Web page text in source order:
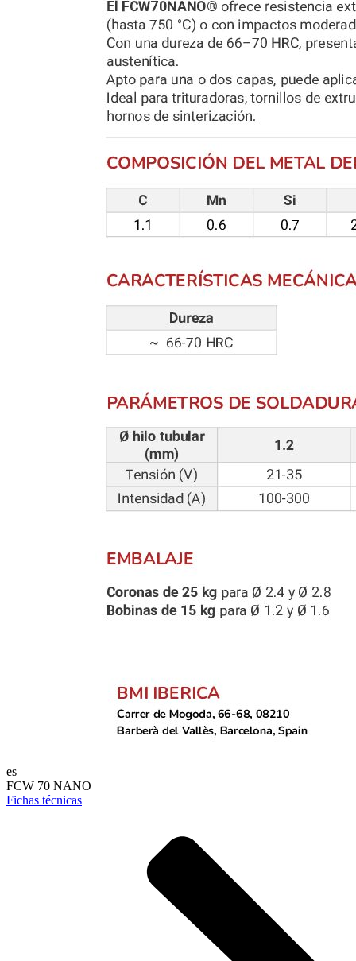
es
FCW 70 NANO
Fichas técnicas